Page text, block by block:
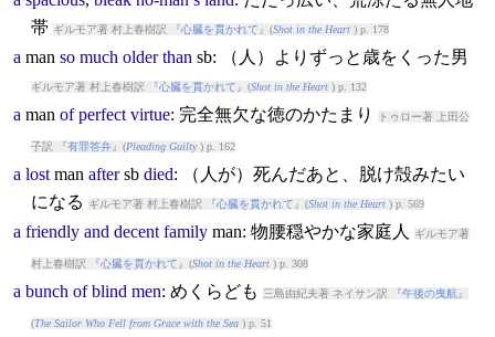
帯 ギルモア著 村上春樹訳 『心臓を貫かれて 』(Shot in the Heart) p. 178
a man so much older than sb: （人）よりずっと歳をくった男
ギルモア著 村上春樹訳 『心臓を貫かれて 』(Shot in the Heart) p. 132
a man of perfect virtue: 完全無欠な徳のかたまり トゥロー著 上田公
子訳 『有罪答弁』(Pleading Guilty) p. 162
a lost man aftersb died: （人が）死んだあと、脱け殻みたい
になる
ギルモア著 村上春樹訳 『心臓を貫かれて 』(Shot in the Heart) p. 569
a friendly and decent family man: 物腰穏やかな家庭人 ギルモア著
村上春樹訳 『心臓を貫かれて 』(Shot in the Heart) p. 308
a bunch of blind men: めくらども 三島由紀夫著 ネイサン訳 『午後の曳航 』
(The Sailor Who Fell from Grace with the Sea) p. 51